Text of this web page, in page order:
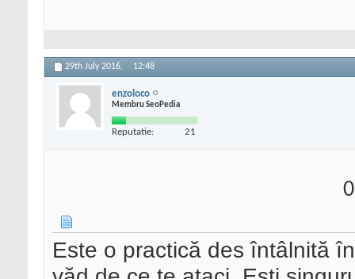
29th July 2016, 12:48
enzoloco
Membru SeoPedia
Reputatie: 21
Este o practică des întâlnită